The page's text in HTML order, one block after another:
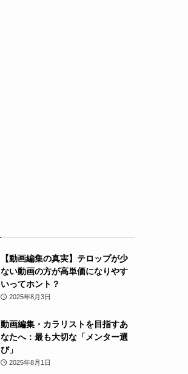
【動画編集の真実】テロップが少
ない動画の方が高単価になりやす
いってホント？
2025年8月3日
動画編集・カラリストを目指すあ
なたへ：最も大切な「メンター選
び」
2025年8月1日